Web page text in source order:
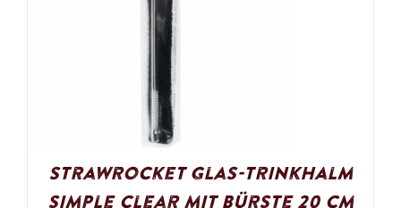
Strawrocket Glas-Trinkhalm
Simple Clear mit Bürste 20 cm